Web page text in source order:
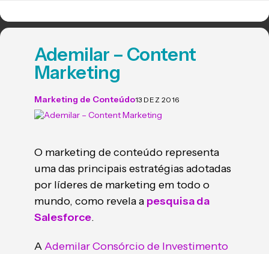
Ademilar – Content
Marketing
Marketing de Conteúdo13 DEZ 2016
O marketing de conteúdo representa
uma das principais estratégias adotadas
por líderes de marketing em todo o
mundo, como revela a pesquisa da
Salesforce.
AAdemilar Consórcio de Investimento